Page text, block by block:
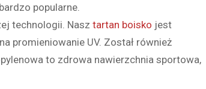
popularne.
technologii. Nasz tartan boisko jest
promieniowanie UV. Został również
to zdrowa nawierzchnia sportowa,